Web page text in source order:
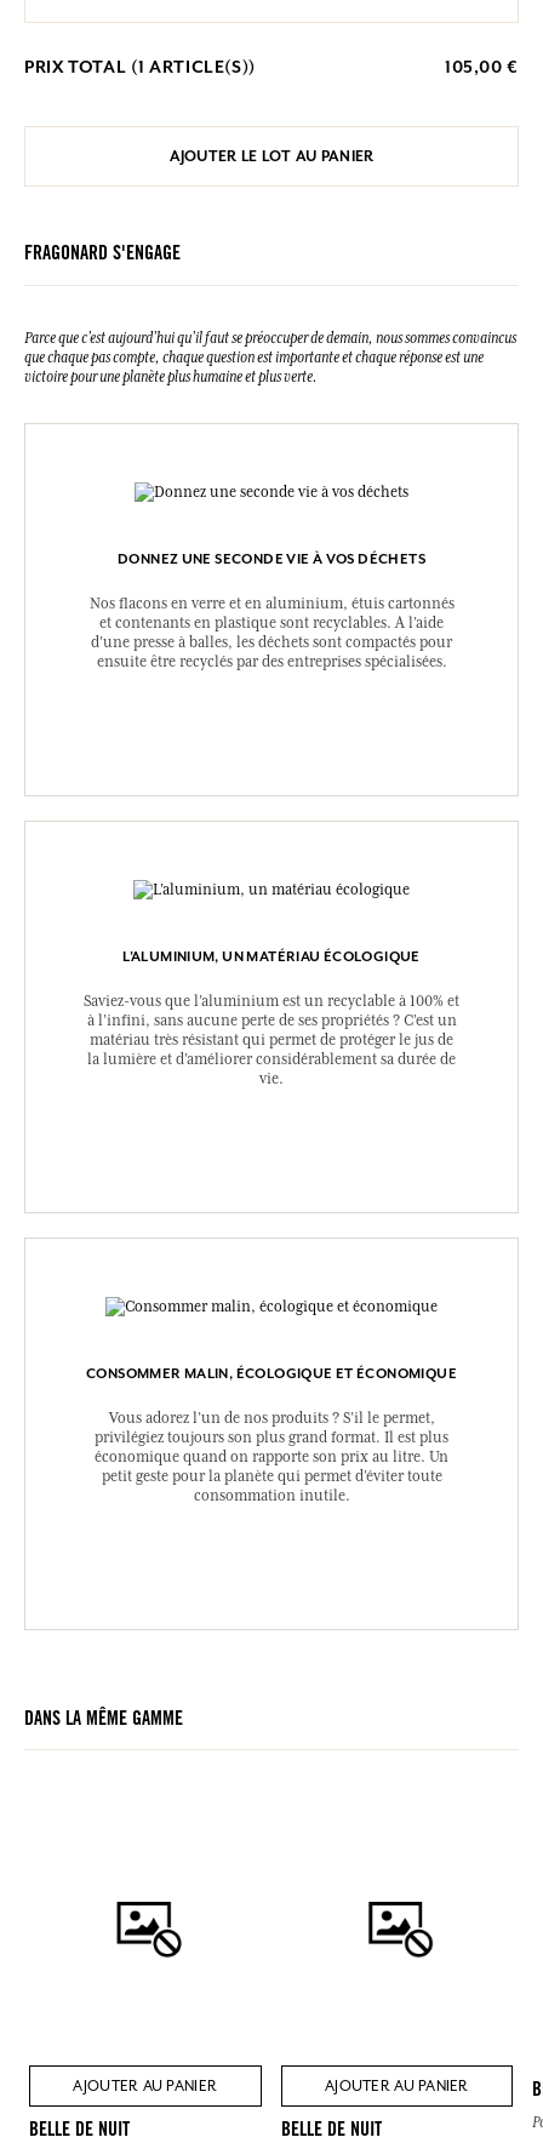
PRIX TOTAL (1 ARTICLE(S)) 105,00 €
AJOUTER LE LOT AU PANIER
FRAGONARD S'ENGAGE
Parce que c’est aujourd’hui qu’il faut se préoccuper de demain, nous sommes convaincus
que chaque pas compte, chaque question est importante et chaque réponse est une
victoire pour une planète plus humaine et plus verte.
DONNEZ UNE SECONDE VIE À VOS DÉCHETS
Nos flacons en verre et en aluminium, étuis cartonnés
et contenants en plastique sont recyclables. A l’aide
d’une presse à balles, les déchets sont compactés pour
ensuite être recyclés par des entreprises spécialisées.
L’ALUMINIUM, UN MATÉRIAU ÉCOLOGIQUE
Saviez-vous que l’aluminium est un recyclable à 100% et
à l’infini, sans aucune perte de ses propriétés ? C’est un
matériau très résistant qui permet de protéger le jus de
la lumière et d’améliorer considérablement sa durée de
vie.
CONSOMMER MALIN, ÉCOLOGIQUE ET ÉCONOMIQUE
Vous adorez l’un de nos produits ? S’il le permet,
privilégiez toujours son plus grand format. Il est plus
économique quand on rapporte son prix au litre. Un
petit geste pour la planète qui permet d’éviter toute
consommation inutile.
DANS LA MÊME GAMME
AJOUTER AU PANIER
BELLE DE NUIT
AJOUTER AU PANIER
BELLE DE NUIT